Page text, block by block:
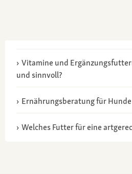
Vitamine und
und sinnvoll?
Ernährungsberatung für Hunde
Welches Futter für eine